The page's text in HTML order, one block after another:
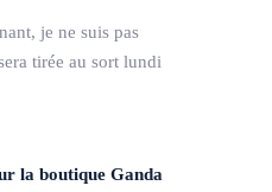
je ne suis pas
tirée au sort lundi
la boutique Ganda